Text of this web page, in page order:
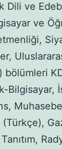
Dili ve
ve
bölümleri
Bilgisayar,